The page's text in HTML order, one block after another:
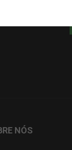
NÓS